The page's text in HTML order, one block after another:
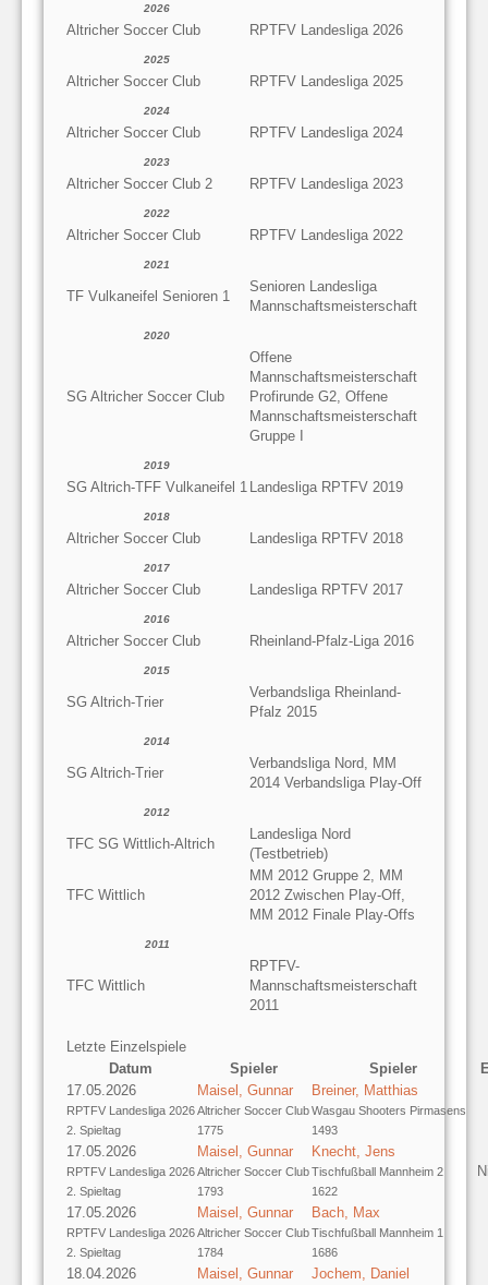
2026
Altricher Soccer Club RPTFV Landesliga 2026
2025
Altricher Soccer Club RPTFV Landesliga 2025
2024
Altricher Soccer Club RPTFV Landesliga 2024
2023
Altricher Soccer Club 2 RPTFV Landesliga 2023
2022
Altricher Soccer Club RPTFV Landesliga 2022
2021
TF Vulkaneifel Senioren 1
Senioren Landesliga
Mannschaftsmeisterschaft
2020
SG Altricher Soccer Club
Offene
Mannschaftsmeisterschaft
Profirunde G2, Offene
Mannschaftsmeisterschaft
Gruppe I
2019
SG Altrich-TFF Vulkaneifel 1 Landesliga RPTFV 2019
2018
Altricher Soccer Club Landesliga RPTFV 2018
2017
Altricher Soccer Club Landesliga RPTFV 2017
2016
Altricher Soccer Club Rheinland-Pfalz-Liga 2016
2015
SG Altrich-Trier
Verbandsliga Rheinland-
Pfalz 2015
2014
SG Altrich-Trier
Verbandsliga Nord, MM
2014 Verbandsliga Play-Off
2012
TFC SG Wittlich-Altrich
Landesliga Nord
(Testbetrieb)
TFC Wittlich
MM 2012 Gruppe 2, MM
2012 Zwischen Play-Off,
MM 2012 Finale Play-Offs
2011
TFC Wittlich
RPTFV-
Mannschaftsmeisterschaft
2011
Letzte Einzelspiele
Datum
Spieler Spieler
17.05.2026
RPTFV Landesliga 2026
2. Spieltag
Maisel, Gunnar
Altricher Soccer Club
1775
Breiner, Matthias
Wasgau Shooters Pirmasens
1493
17.05.2026
RPTFV Landesliga 2026
2. Spieltag
Maisel, Gunnar
Altricher Soccer Club
1793
Knecht, Jens
Tischfußball Mannheim 2
1622
17.05.2026
RPTFV Landesliga 2026
2. Spieltag
Maisel, Gunnar
Altricher Soccer Club
1784
Bach, Max
Tischfußball Mannheim 1
1686
18.04.2026 Maisel, Gunnar Jochem, Daniel